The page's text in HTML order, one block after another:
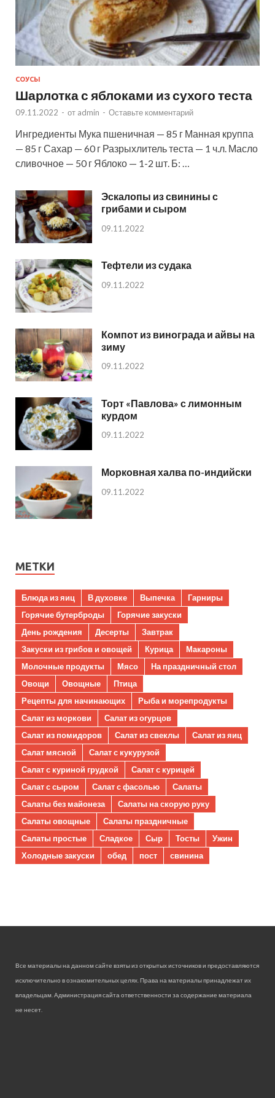
СОУСЫ
Шарлотка с яблоками из сухого теста
09.11.2022 - от admin - Оставьте комментарий
Ингредиенты Мука пшеничная — 85 г Манная круппа
— 85 г Сахар — 60 г Разрыхлитель теста — 1 ч.л. Масло
сливочное — 50 г Яблоко — 1-2 шт. Б: …
Эскалопы из свинины с
грибами и сыром
09.11.2022
Тефтели из судака
09.11.2022
Компот из винограда и айвы на
зиму
09.11.2022
Торт «Павлова» с лимонным
курдом
09.11.2022
Морковная халва по-индийски
09.11.2022
МЕТКИ
Блюда из яиц В духовке Выпечка
Гарниры
Горячие бутерброды
Горячие закуски
День рождения
Десерты
Завтрак
Закуски из грибов и овощей
Курица
Макароны
Молочные продукты
Мясо
На праздничный стол
Овощи
Овощные
Птица
Рецепты для начинающих
Рыба и морепродукты
Салат из моркови
Салат из огурцов
Салат из помидоров
Салат из свеклы
Салат из яиц
Салат мясной
Салат с кукурузой
Салат с куриной грудкой
Салат с курицей
Салат с сыром
Салат с фасолью
Салаты
Салаты без майонеза
Салаты на скорую руку
Салаты овощные
Салаты праздничные
Салаты простые
Сладкое Сыр Тосты
Ужин
Холодные закуски
обед пост свинина
Все материалы на данном сайте взяты из открытых источников и предоставляются
исключительно в ознакомительных целях. Права на материалы принадлежат их
владельцам. Администрация сайта ответственности за содержание материала
не несет.